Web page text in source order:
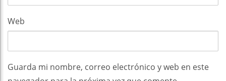
Web
Guarda mi nombre, correo electrónico y web en este